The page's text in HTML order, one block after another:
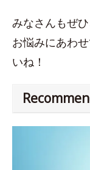
みなさんもぜ
お悩みにあわ
いね！